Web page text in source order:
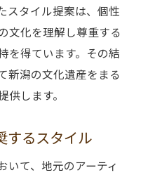
スタイル提案は、個性
文化を理解し尊重する
を得ています。その結
新潟の文化遺産をまる
します。
するスタイル
いて、地元のアーティ